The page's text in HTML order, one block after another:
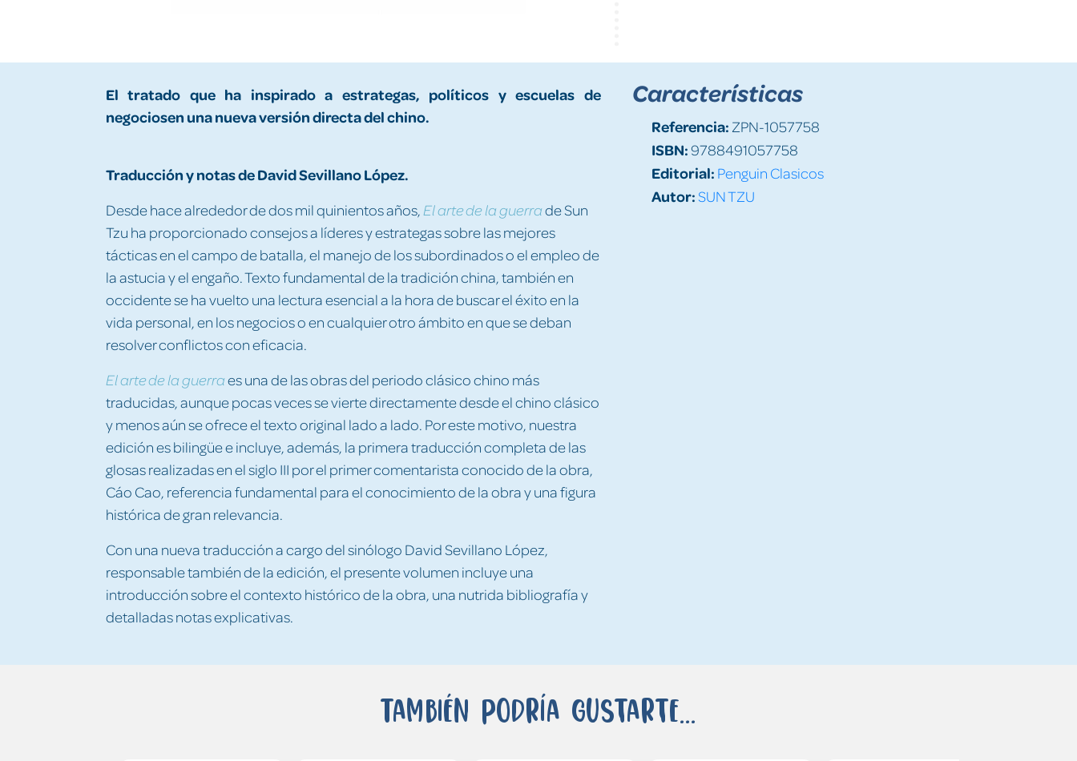
El tratado que ha inspirado a estrategas, políticos y escuelas de
negociosen una nueva versión directa del chino.
Traducción y notas de David Sevillano López.
Desde hace alrededor de dos mil quinientos años, El arte de la guerrade Sun
Tzu ha proporcionado consejos a líderes y estrategas sobre las mejores
tácticas en el campo de batalla, el manejo de los subordinados o el empleo de
la astucia y el engaño. Texto fundamental de la tradición china, también en
occidente se ha vuelto una lectura esencial a la hora de buscar el éxito en la
vida personal, en los negocios o en cualquier otro ámbito en que se deban
resolver conflictos con eficacia.
El arte de la guerraes una de las obras del periodo clásico chino más
traducidas, aunque pocas veces se vierte directamente desde el chino clásico
y menos aún se ofrece el texto original lado a lado. Por este motivo, nuestra
edición es bilingüe e incluye, además, la primera traducción completa de las
glosas realizadas en el siglo III por el primer comentarista conocido de la obra,
Cáo Cao, referencia fundamental para el conocimiento de la obra y una figura
histórica de gran relevancia.
Con una nueva traducción a cargo del sinólogo David Sevillano López,
responsable también de la edición, el presente volumen incluye una
introducción sobre el contexto histórico de la obra, una nutrida bibliografía y
detalladas notas explicativas.
Características
Referencia: ZPN-1057758
ISBN:9788491057758
Editorial: Penguin Clasicos
Autor:SUN TZU
También podría gustarte...